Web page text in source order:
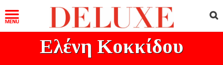
Ελένη Κοκκίδου